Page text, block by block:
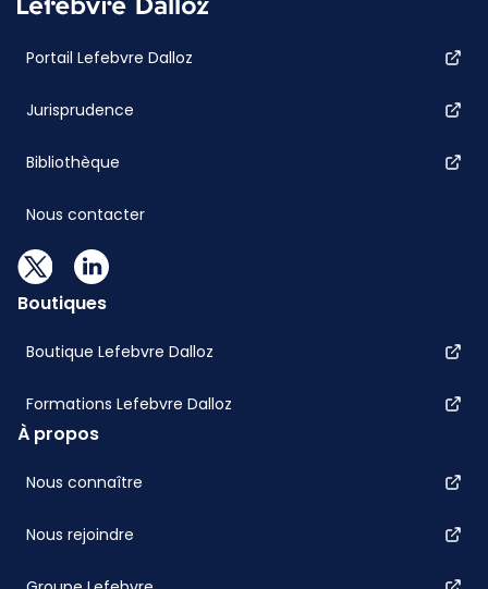
Portail Lefebvre Dalloz
Jurisprudence
Bibliothèque
Nous contacter
Boutiques
Boutique Lefebvre Dalloz
Formations Lefebvre Dalloz
À propos
Nous connaître
Nous rejoindre